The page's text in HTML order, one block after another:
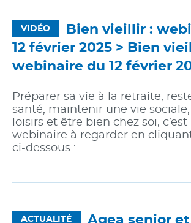
VIDÉO
Bien vieillir :
12 février 2025 > Bien
webinaire du 12 février
Préparer sa vie à la retraite,
santé, maintenir une vie
loisirs et être bien chez soi, c’est
webinaire à regarder en
ci-dessous :
ACTUALITÉ
Agea senior